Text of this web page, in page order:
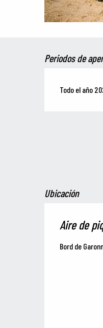
Periodos de
Todo el año
Ubicación
Aire de
Bord de